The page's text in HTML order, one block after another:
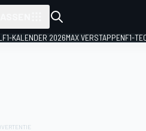
F1-KALENDER 2026MAX VERSTAPPENF1-